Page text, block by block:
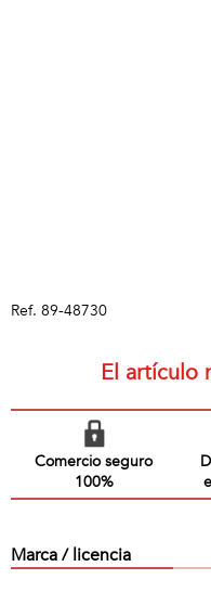
Ref. 89-48730
El artículo
Comercio seguro
100%
Marca / licencia